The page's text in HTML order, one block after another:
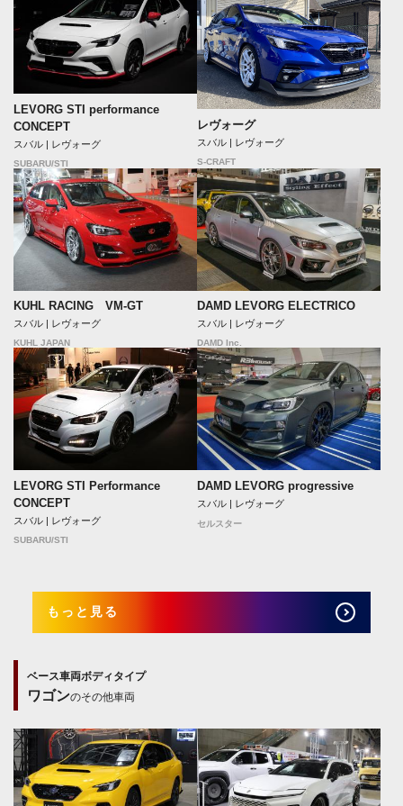
LEVORG STI performance
CONCEPT
スバル | レヴォーグ
SUBARU/STI
レヴォーグ
スバル | レヴォーグ
S-CRAFT
KUHL RACING VM-GT
スバル | レヴォーグ
KUHL JAPAN
DAMD LEVORG ELECTRICO
スバル | レヴォーグ
DAMD Inc.
LEVORG STI Performance
CONCEPT
スバル | レヴォーグ
SUBARU/STI
DAMD LEVORG progressive
スバル | レヴォーグ
セルスター
もっと見る
ベース車両ボディタイプ
ワゴンのその他車両